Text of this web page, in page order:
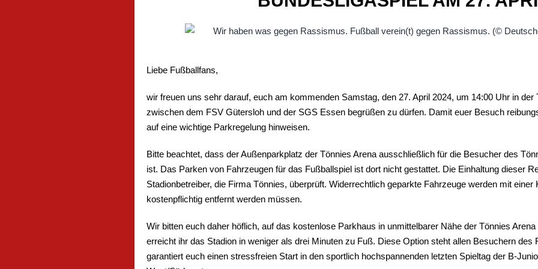
Liebe Fußballfans,
wir freuen uns sehr darauf, euch am kommenden Samstag, den 27. April 2024, um 14:00 Uhr in der
zwischen dem FSV Gütersloh und der SGS Essen begrüßen zu dürfen. Damit euer Besuch
auf eine wichtige Parkregelung hinweisen.
Bitte beachtet, dass der Außenparkplatz der Tönnies Arena ausschließlich für die Besucher des
ist. Das Parken von Fahrzeugen für das Fußballspiel ist dort nicht gestattet. Die Einhaltung dieser
Stadionbetreiber, die Firma Tönnies, überprüft. Widerrechtlich geparkte Fahrzeuge werden mit einer
kostenpflichtig entfernt werden müssen.
Wir bitten euch daher höflich, auf das kostenlose Parkhaus in unmittelbarer Nähe der Tönnies
erreicht ihr das Stadion in weniger als drei Minuten zu Fuß. Diese Option steht allen Besuchern des
garantiert euch einen stressfreien Start in den sportlich hochspannenden letzten Spieltag der B-